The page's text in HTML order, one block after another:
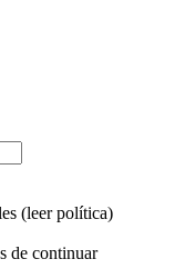
(leer política)
de continuar